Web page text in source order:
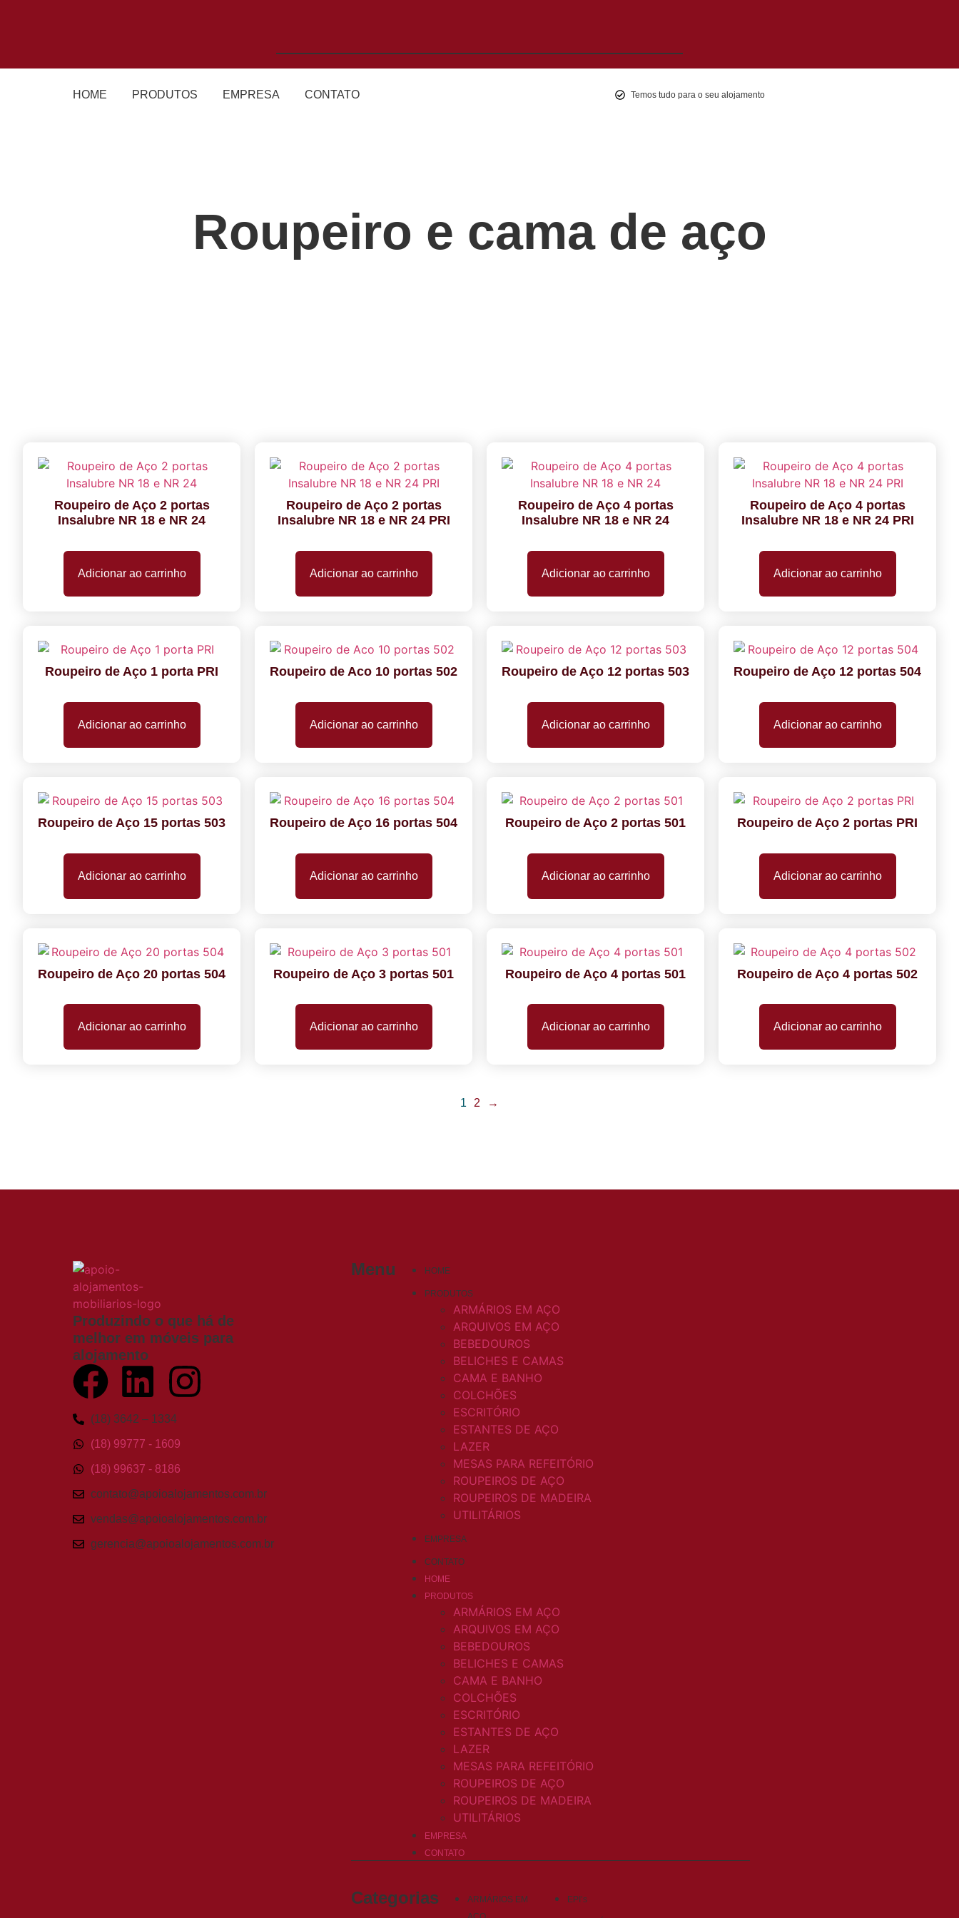
HOME PRODUTOS EMPRESA CONTATO Temos tudo para o seu alojamento
Roupeiro e cama de aço
Roupeiro de Aço 2 portas
Insalubre NR 18 e NR 24
Adicionar ao carrinho
Roupeiro de Aço 2 portas
Insalubre NR 18 e NR 24 PRI
Adicionar ao carrinho
Roupeiro de Aço 4 portas
Insalubre NR 18 e NR 24
Adicionar ao carrinho
Roupeiro de Aço 4 portas
Insalubre NR 18 e NR 24 PRI
Adicionar ao carrinho
Roupeiro de Aço 1 porta PRI
Adicionar ao carrinho
Roupeiro de Aco 10 portas 502
Adicionar ao carrinho
Roupeiro de Aço 12 portas 503
Adicionar ao carrinho
Roupeiro de Aço 12 portas 504
Adicionar ao carrinho
Roupeiro de Aço 15 portas 503
Adicionar ao carrinho
Roupeiro de Aço 16 portas 504
Adicionar ao carrinho
Roupeiro de Aço 2 portas 501
Adicionar ao carrinho
Roupeiro de Aço 2 portas PRI
Adicionar ao carrinho
Roupeiro de Aço 20 portas 504
Adicionar ao carrinho
Roupeiro de Aço 3 portas 501
Adicionar ao carrinho
Roupeiro de Aço 4 portas 501
Adicionar ao carrinho
Roupeiro de Aço 4 portas 502
Adicionar ao carrinho
1 2 →
Produzindo o que há de
melhor em móveis para
alojamento
(18) 3642 – 1334
(18) 99777 - 1609
(18) 99637 - 8186
contato@apoioalojamentos.com.br
vendas@apoioalojamentos.com.br
gerencia@apoioalojamentos.com.br
Menu HOME
PRODUTOS
ARMÁRIOS EM AÇO
ARQUIVOS EM AÇO
BEBEDOUROS
BELICHES E CAMAS
CAMA E BANHO
COLCHÕES
ESCRITÓRIO
ESTANTES DE AÇO
LAZER
MESAS PARA REFEITÓRIO
ROUPEIROS DE AÇO
ROUPEIROS DE MADEIRA
UTILITÁRIOS
EMPRESA
CONTATO
HOME
PRODUTOS
ARMÁRIOS EM AÇO
ARQUIVOS EM AÇO
BEBEDOUROS
BELICHES E CAMAS
CAMA E BANHO
COLCHÕES
ESCRITÓRIO
ESTANTES DE AÇO
LAZER
MESAS PARA REFEITÓRIO
ROUPEIROS DE AÇO
ROUPEIROS DE MADEIRA
UTILITÁRIOS
EMPRESA
CONTATO
Categorias
ARMÁRIOS EM
EPI’s